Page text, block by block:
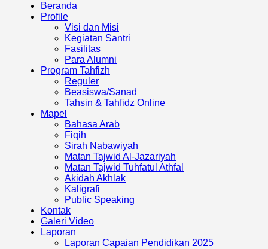
Beranda
Profile
Visi dan Misi
Kegiatan Santri
Fasilitas
Para Alumni
Program Tahfizh
Reguler
Beasiswa/Sanad
Tahsin & Tahfidz Online
Mapel
Bahasa Arab
Fiqih
Sirah Nabawiyah
Matan Tajwid Al-Jazariyah
Matan Tajwid Tuhfatul Athfal
Akidah Akhlak
Kaligrafi
Public Speaking
Kontak
Galeri Video
Laporan
Laporan Capaian Pendidikan 2025​